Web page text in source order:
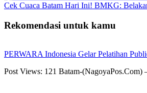
Cek Cuaca Batam Hari Ini! BMKG:
Rekomendasi untuk kamu
PERWARA Indonesia Gelar Pelatihan
Post Views: 121 Batam-